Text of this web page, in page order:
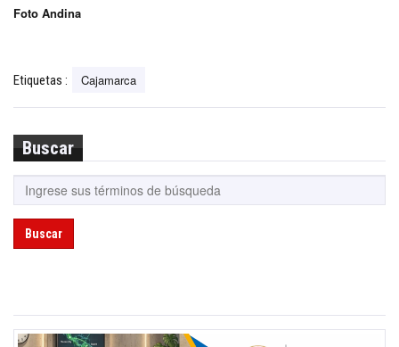
Foto Andina
Etiquetas : Cajamarca
Buscar
Buscar